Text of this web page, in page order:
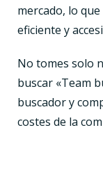
mercado, lo
eficiente y
No tomes solo
buscar «Team
buscador y
costes de la